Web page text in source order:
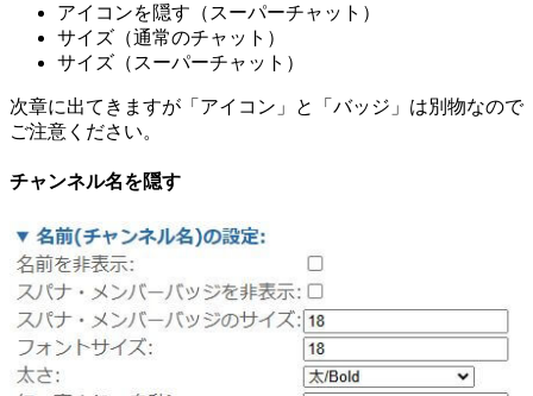
アイコンを隠す（スーパーチャット）
サイズ（通常のチャット）
サイズ（スーパーチャット）
次章に出てきますが「アイコン」と「バッジ」は別物なので
ご注意ください。
チャンネル名を隠す